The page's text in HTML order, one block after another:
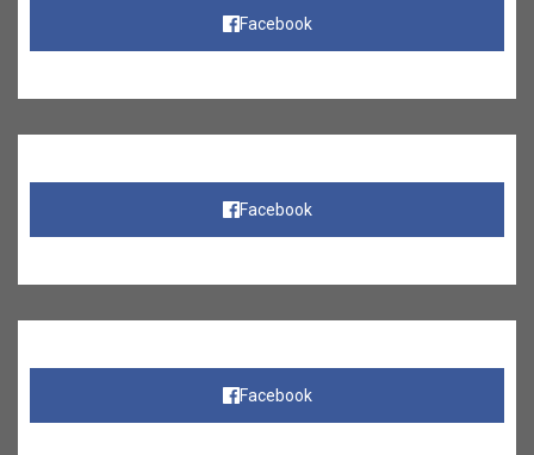
Facebook
Facebook
Facebook